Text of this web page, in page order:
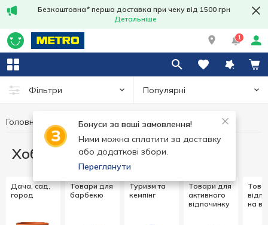
Безкоштовна* перша доставка при чеку від 1500 грн
Детальніше
1
Фільтри Популярні
Бонуси за ваші замовлення!
Ними можна сплатити за доставку
або додаткові збори.
Переглянути
Головна Хобі та відпочинок
Хобі та відпочинок
Дача, сад,
город
Товари для
барбекю
Туризм та
кемпінг
Товари для
активного
відпочинку
на